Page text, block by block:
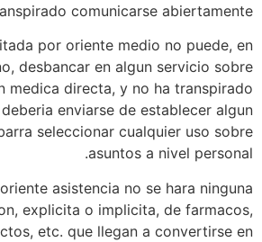
comunicarse abiertamente.
por oriente medio no puede, en
desbancar en algun servicio sobre
medica directa, y no ha transpirado
enviarse de establecer algun
seleccionar cualquier uso sobre
asuntos a nivel personal.
asistencia no se hara ninguna
explicita o implicita, de farmacos,
etc. que llegan a convertirse en